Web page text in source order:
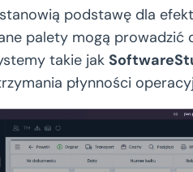
podstawę dla
palety mogą
takie jak
płynności